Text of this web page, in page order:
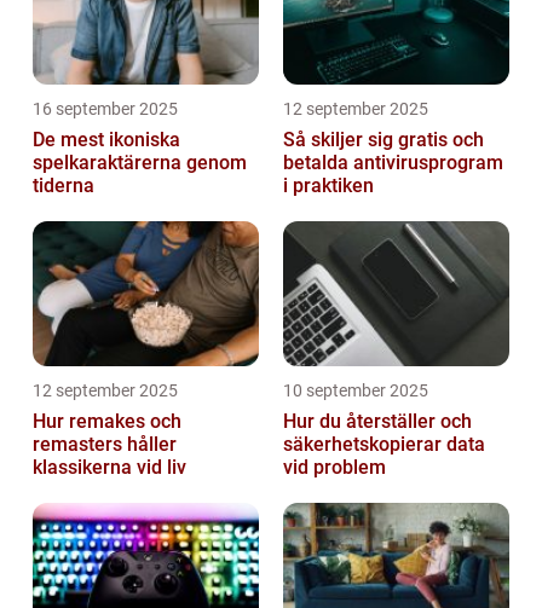
16 september 2025
De mest ikoniska
spelkaraktärerna genom
tiderna
12 september 2025
Så skiljer sig gratis och
betalda antivirusprogram
i praktiken
12 september 2025
Hur remakes och
remasters håller
klassikerna vid liv
10 september 2025
Hur du återställer och
säkerhetskopierar data
vid problem